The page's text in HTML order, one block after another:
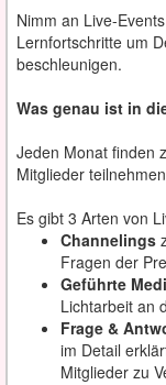
Nimm an Live-
Lernfortschritte um
beschleunigen.
Was genau ist in
Jeden Monat finden
Mitglieder
Es gibt 3 Arten von
Channelings
Fragen der
Geführte
Lichtarbeit an
Frage &
im Detail
Mitglieder zu